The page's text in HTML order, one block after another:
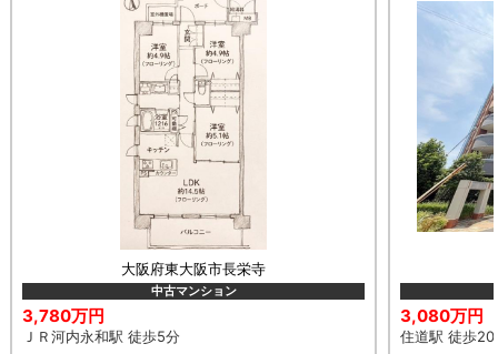
大阪府東大阪市長栄寺
中古マンション
3,780万円
ＪＲ河内永和駅 徒歩5分
3,080万円
住道駅 徒歩20